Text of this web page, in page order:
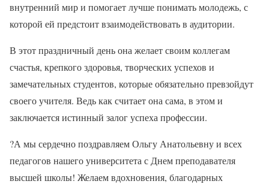
внутренний мир и помогает лучше понимать молодежь, с
которой ей предстоит взаимодействовать в аудитории.
В этот праздничный день она желает своим коллегам
счастья, крепкого здоровья, творческих успехов и
замечательных студентов, которые обязательно превзойдут
своего учителя. Ведь как считает она сама, в этом и
заключается истинный залог успеха профессии.
?А мы сердечно поздравляем Ольгу Анатольевну и всех
педагогов нашего университета с Днем преподавателя
высшей школы! Желаем вдохновения, благодарных